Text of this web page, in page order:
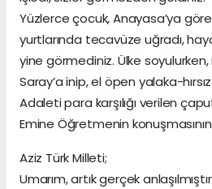
Yüzlerce çocuk, Anayasa’ya
yurtlarında tecavüze uğradı,
yine görmediniz. Ülke
Saray’a inip, el öpen yalaka-hırsız
Adaleti para karşılığı verilen
Emine Öğretmenin
Aziz Türk Milleti;
Umarım, artık gerçek